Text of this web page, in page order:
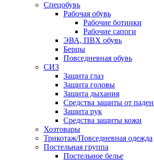
Спецобувь
Рабочая обувь
Рабочие ботинки
Рабочие сапоги
ЭВА, ПВХ обувь
Берцы
Повседневная обувь
СИЗ
Защита глаз
Защита головы
Защита дыхания
Средства защиты от
Защита рук
Средства защиты кожи
Хозтовары
Трикотаж/Повседневная одежда
Постельная группа
Постельное белье